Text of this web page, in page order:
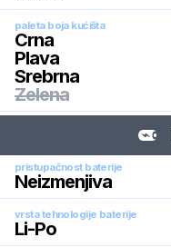
paleta boja kućišta
Crna
Plava
Srebrna
Zelena
pristupačnost baterije
Neizmenjiva
vrsta tehnologije baterije
Li-Po